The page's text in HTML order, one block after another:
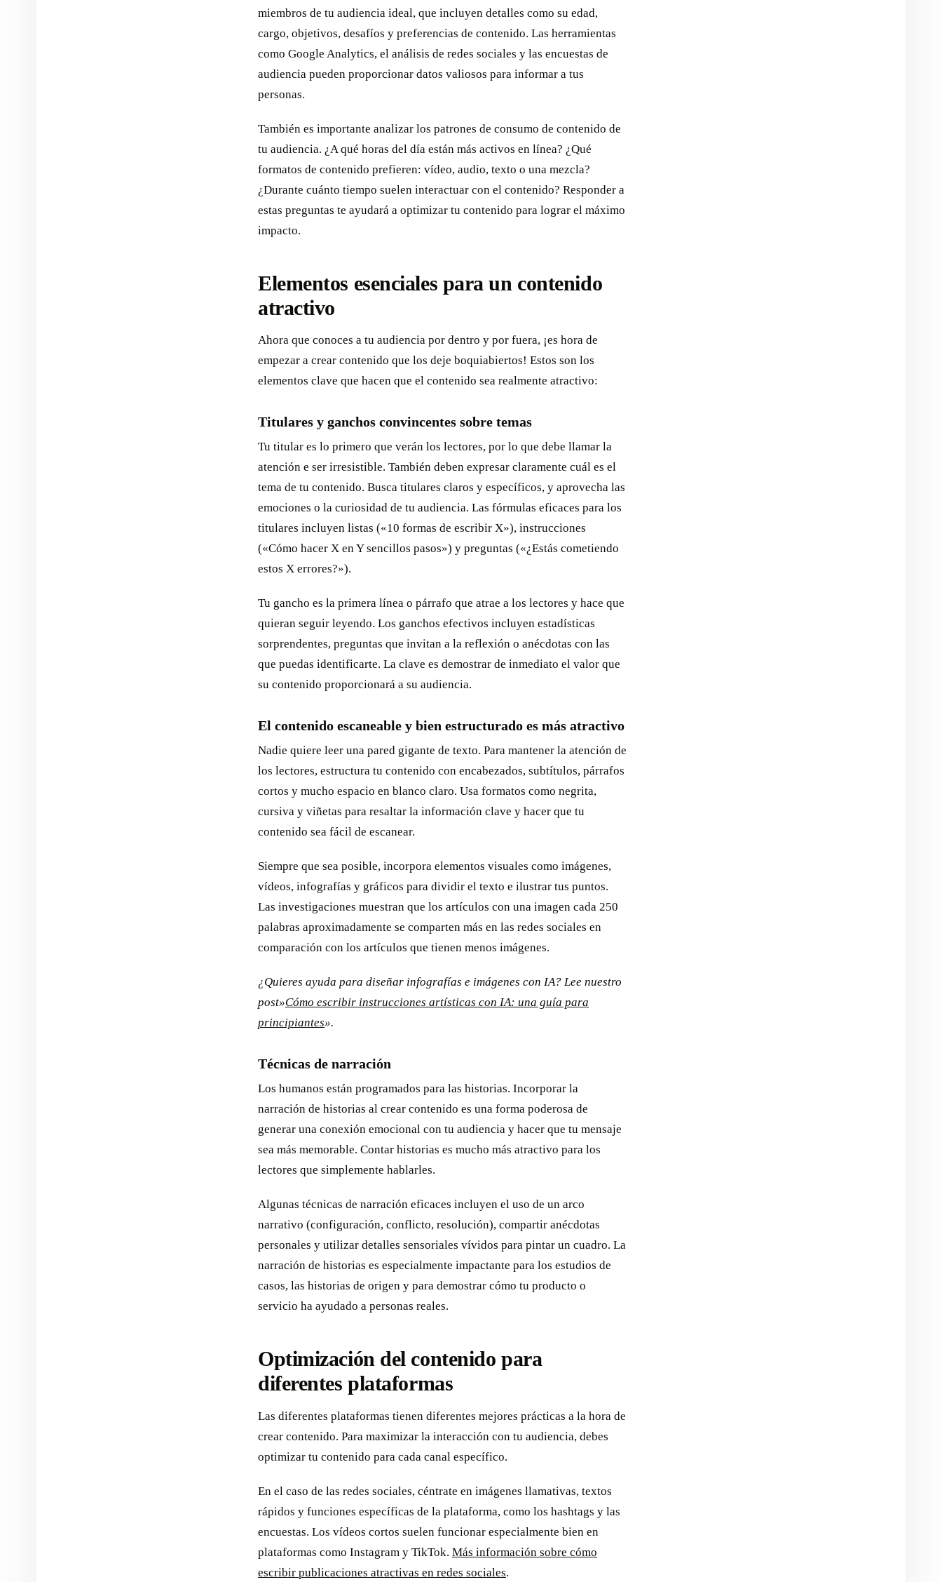
miembros de tu audiencia ideal, que incluyen detalles como su edad,
cargo, objetivos, desafíos y preferencias de contenido. Las herramientas
como Google Analytics, el análisis de redes sociales y las encuestas de
audiencia pueden proporcionar datos valiosos para informar a tus
personas.
También es importante analizar los patrones de consumo de contenido de
tu audiencia. ¿A qué horas del día están más activos en línea? ¿Qué
formatos de contenido prefieren: vídeo, audio, texto o una mezcla?
¿Durante cuánto tiempo suelen interactuar con el contenido? Responder a
estas preguntas te ayudará a optimizar tu contenido para lograr el máximo
impacto.
Elementos esenciales para un contenido
atractivo
Ahora que conoces a tu audiencia por dentro y por fuera, ¡es hora de
empezar a crear contenido que los deje boquiabiertos! Estos son los
elementos clave que hacen que el contenido sea realmente atractivo:
Titulares y ganchos convincentes sobre temas
Tu titular es lo primero que verán los lectores, por lo que debe llamar la
atención e ser irresistible. También deben expresar claramente cuál es el
tema de tu contenido. Busca titulares claros y específicos, y aprovecha las
emociones o la curiosidad de tu audiencia. Las fórmulas eficaces para los
titulares incluyen listas («10 formas de escribir X»), instrucciones
(«Cómo hacer X en Y sencillos pasos») y preguntas («¿Estás cometiendo
estos X errores?»).
Tu gancho es la primera línea o párrafo que atrae a los lectores y hace que
quieran seguir leyendo. Los ganchos efectivos incluyen estadísticas
sorprendentes, preguntas que invitan a la reflexión o anécdotas con las
que puedas identificarte. La clave es demostrar de inmediato el valor que
su contenido proporcionará a su audiencia.
El contenido escaneable y bien estructurado es más atractivo
Nadie quiere leer una pared gigante de texto. Para mantener la atención de
los lectores, estructura tu contenido con encabezados, subtítulos, párrafos
cortos y mucho espacio en blanco claro. Usa formatos como negrita,
cursiva y viñetas para resaltar la información clave y hacer que tu
contenido sea fácil de escanear.
Siempre que sea posible, incorpora elementos visuales como imágenes,
vídeos, infografías y gráficos para dividir el texto e ilustrar tus puntos.
Las investigaciones muestran que los artículos con una imagen cada 250
palabras aproximadamente se comparten más en las redes sociales en
comparación con los artículos que tienen menos imágenes.
¿Quieres ayuda para diseñar infografías e imágenes con IA? Lee nuestro
post»Cómo escribir instrucciones artísticas con IA: una guía para
principiantes».
Técnicas de narración
Los humanos están programados para las historias. Incorporar la
narración de historias al crear contenido es una forma poderosa de
generar una conexión emocional con tu audiencia y hacer que tu mensaje
sea más memorable. Contar historias es mucho más atractivo para los
lectores que simplemente hablarles.
Algunas técnicas de narración eficaces incluyen el uso de un arco
narrativo (configuración, conflicto, resolución), compartir anécdotas
personales y utilizar detalles sensoriales vívidos para pintar un cuadro. La
narración de historias es especialmente impactante para los estudios de
casos, las historias de origen y para demostrar cómo tu producto o
servicio ha ayudado a personas reales.
Optimización del contenido para
diferentes plataformas
Las diferentes plataformas tienen diferentes mejores prácticas a la hora de
crear contenido. Para maximizar la interacción con tu audiencia, debes
optimizar tu contenido para cada canal específico.
En el caso de las redes sociales, céntrate en imágenes llamativas, textos
rápidos y funciones específicas de la plataforma, como los hashtags y las
encuestas. Los vídeos cortos suelen funcionar especialmente bien en
plataformas como Instagram y TikTok. Más información sobre cómo
escribir publicaciones atractivas en redes sociales.